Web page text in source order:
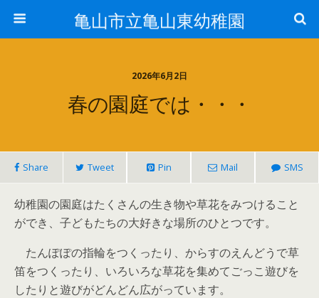
亀山市立亀山東幼稚園
2026年6月2日
春の園庭では・・・
Share Tweet Pin Mail SMS
幼稚園の園庭はたくさんの生き物や草花をみつけること
ができ、子どもたちの大好きな場所のひとつです。
たんぽぽの指輪をつくったり、からすのえんどうで草
笛をつくったり、いろいろな草花を集めてごっこ遊びを
したりと遊びがどんどん広がっています。